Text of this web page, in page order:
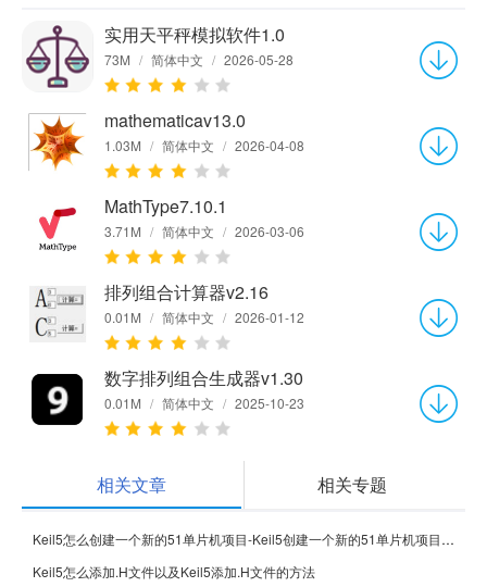
实用天平秤模拟软件1.0
73M / 简体中文 / 2026-05-28
mathematicav13.0
1.03M / 简体中文 / 2026-04-08
MathType7.10.1
3.71M / 简体中文 / 2026-03-06
排列组合计算器v2.16
0.01M / 简体中文 / 2026-01-12
数字排列组合生成器v1.30
0.01M / 简体中文 / 2025-10-23
相关文章 相关专题
Keil5怎么创建一个新的51单片机项目-Keil5创建一个新的51单片机项目的方法
Keil5怎么添加.H文件以及Keil5添加.H文件的方法